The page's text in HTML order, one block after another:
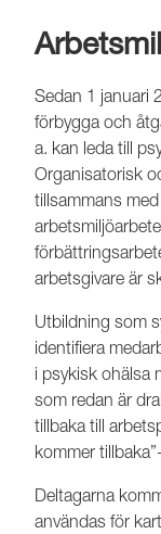
Sedan 1 januari
förbygga och
a. kan leda till
Organisatorisk
tillsammans
arbetsgivare är
Utbildning som
identifiera
i psykisk ohälsa
som redan är
tillbaka till
kommer
Deltagarna
användas för